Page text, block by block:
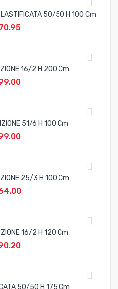
50/50 H 100 Cm
16/2 H 200 Cm
51/6 H 100 Cm
25/3 H 100 Cm
16/2 H 120 Cm
50/50 H 175 Cm